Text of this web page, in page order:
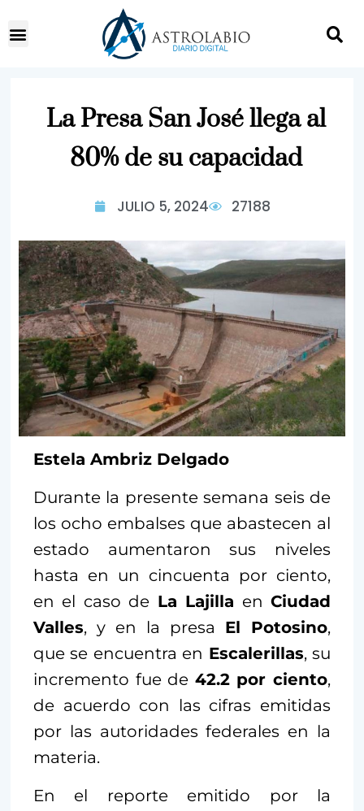
La Presa San José llega al
80% de su capacidad
JULIO 5, 2024 27188
Estela Ambriz Delgado
Durante la presente semana seis de
los ocho embalses que abastecen al
estado aumentaron sus niveles
hasta en un cincuenta por ciento,
en el caso de La Lajilla enCiudad
Valles, y en la presa El Potosino,
que se encuentra en Escalerillas, su
incremento fue de 42.2 por ciento,
de acuerdo con las cifras emitidas
por las autoridades federales en la
materia.
En el reporte emitido por la